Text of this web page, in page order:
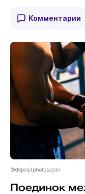
Комментарии
©depositphotos.com
Поединок